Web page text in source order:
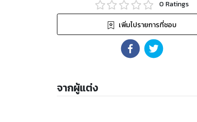
0 Ratings
เพิ่มไปรายการที่ชอบ
จากผู้แต่ง